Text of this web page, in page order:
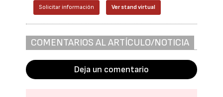
Solicitar información Ver stand virtual
COMENTARIOS AL ARTÍCULO/NOTICIA
Deja un comentario